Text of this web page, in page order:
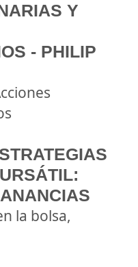
Y
- PHILIP
la bolsa,